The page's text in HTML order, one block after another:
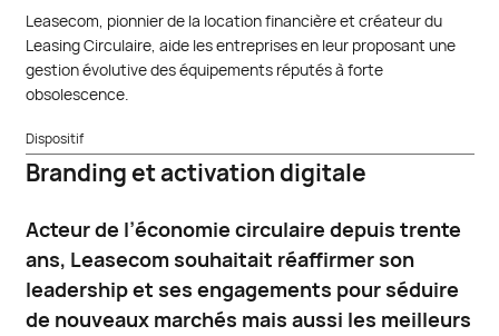
Leasecom, pionnier de la location financière et créateur du
Leasing Circulaire, aide les entreprises en leur proposant une
gestion évolutive des équipements réputés à forte
obsolescence.
Dispositif
Branding et activation digitale
Acteur de l’économie circulaire depuis trente
ans, Leasecom souhaitait réaffirmer son
leadership et ses engagements pour séduire
de nouveaux marchés mais aussi les meilleurs